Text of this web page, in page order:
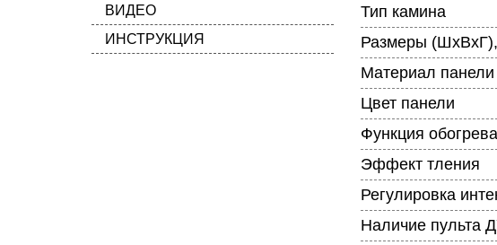
ВИДЕО
ИНСТРУКЦИЯ
Тип камина
Размеры
Материал панели
Цвет панели
Функция обогрева
Эффект тления
Регулировка
Наличие пульта